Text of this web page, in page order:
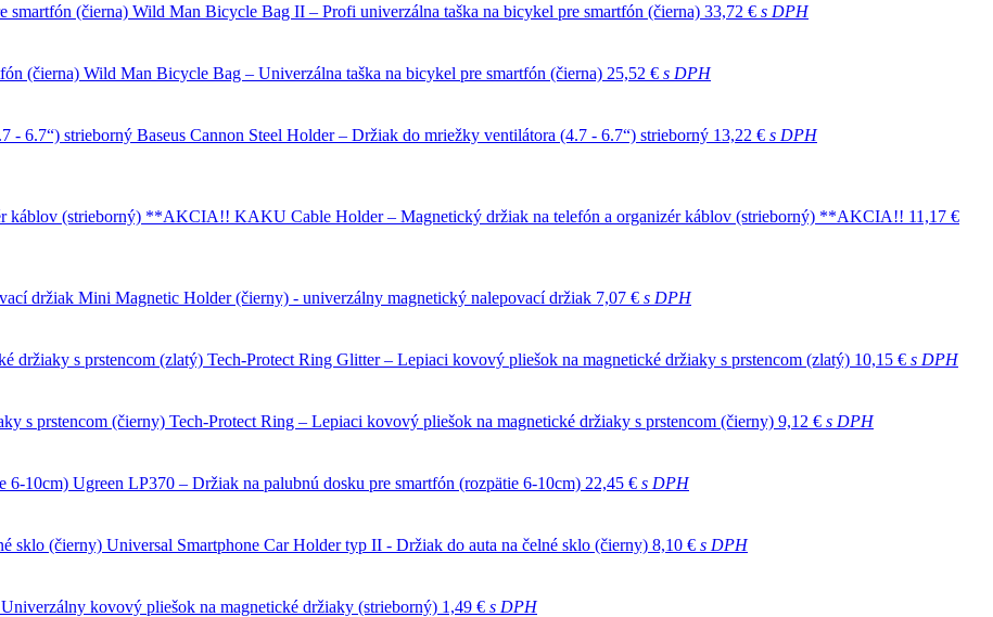
Wild Man Bicycle Bag II – Profi univerzálna taška na bicykel pre smartfón (čierna) 33,72 € s DPH
Wild Man Bicycle Bag – Univerzálna taška na bicykel pre smartfón (čierna) 25,52 € s DPH
Baseus Cannon Steel Holder – Držiak do mriežky ventilátora (4.7 - 6.7“) strieborný 13,22 € s DPH
KAKU Cable Holder – Magnetický držiak na telefón a organizér káblov (strieborný) **AKCIA!! 11,17 €
Mini Magnetic Holder (čierny) - univerzálny magnetický nalepovací držiak 7,07 € s DPH
Tech-Protect Ring Glitter – Lepiaci kovový pliešok na magnetické držiaky s prstencom (zlatý) 10,15 € s DPH
Tech-Protect Ring – Lepiaci kovový pliešok na magnetické držiaky s prstencom (čierny) 9,12 € s DPH
Ugreen LP370 – Držiak na palubnú dosku pre smartfón (rozpätie 6-10cm) 22,45 € s DPH
Universal Smartphone Car Holder typ II - Držiak do auta na čelné sklo (čierny) 8,10 € s DPH
Univerzálny kovový pliešok na magnetické držiaky (strieborný) 1,49 € s DPH